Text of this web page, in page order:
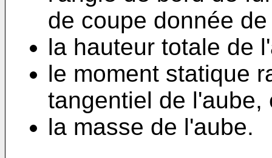
de coupe donnée
la hauteur totale de
le moment statique
tangentiel de l'aube,
la masse de l'aube.